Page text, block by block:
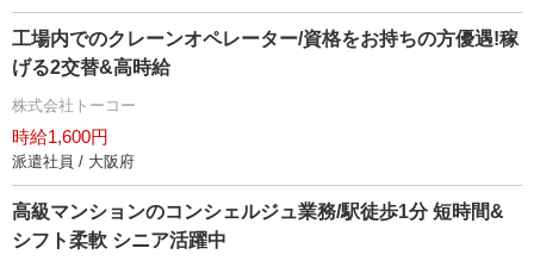
工場内でのクレーンオペレーター/資格をお持ちの方優遇!稼
げる2交替&高時給
株式会社トーコー
時給1,600円
派遣社員 / 大阪府
高級マンションのコンシェルジュ業務/駅徒歩1分 短時間&
シフト柔軟 シニア活躍中